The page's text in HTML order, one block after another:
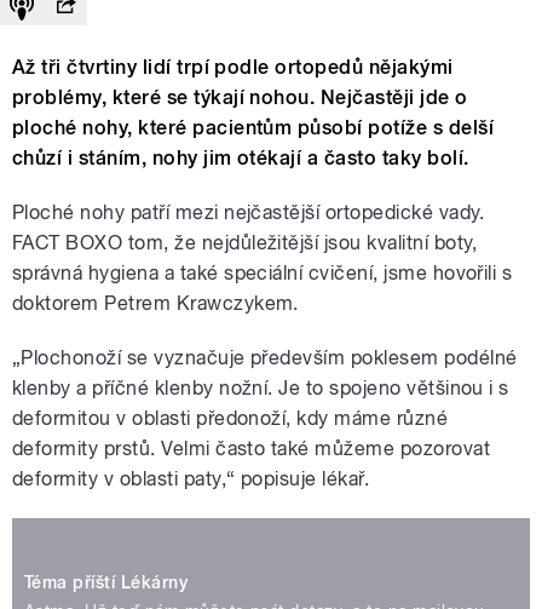
Až tři čtvrtiny lidí trpí podle ortopedů nějakými
problémy, které se týkají nohou. Nejčastěji jde o
ploché nohy, které pacientům působí potíže s delší
chůzí i stáním, nohy jim otékají a často taky bolí.
Ploché nohy patří mezi nejčastější ortopedické vady.
FACT BOXO tom, že nejdůležitější jsou kvalitní boty,
správná hygiena a také speciální cvičení, jsme hovořili s
doktorem Petrem Krawczykem.
„Plochonoží se vyznačuje především poklesem podélné
klenby a příčné klenby nožní. Je to spojeno většinou i s
deformitou v oblasti předonoží, kdy máme různé
deformity prstů. Velmi často také můžeme pozorovat
deformity v oblasti paty,“ popisuje lékař.
Téma příští Lékárny